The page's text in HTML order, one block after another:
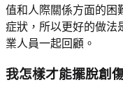
值和人際關係方面的困
症狀，所以更好的做法
業人員一起回顧。
我怎樣才能擺脫創